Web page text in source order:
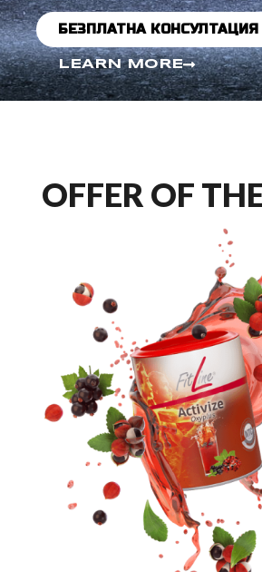
БЕЗПЛАТНА КОНСУЛТАЦИЯ
LEARN MORE
OFFER OF